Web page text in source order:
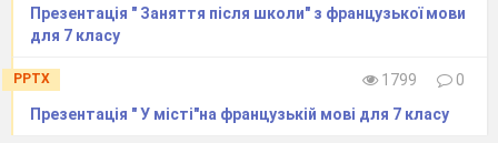
Презентація " Заняття після школи" з французької мови
для 7 класу
PPTX 1799
0
Презентація " У місті"на французькій мові для 7 класу